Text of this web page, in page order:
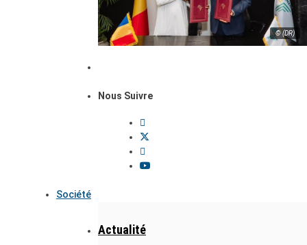
© (DR)
Nous Suivre
Société
Actualité